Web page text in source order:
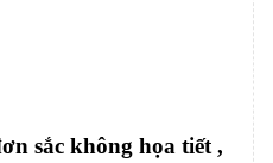
sắc không họa tiết ,